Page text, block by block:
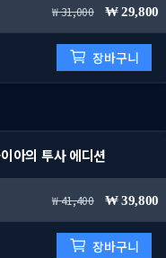
31,000 29,800
장바구니
아의 투사 에디션
41,400 39,800
장바구니